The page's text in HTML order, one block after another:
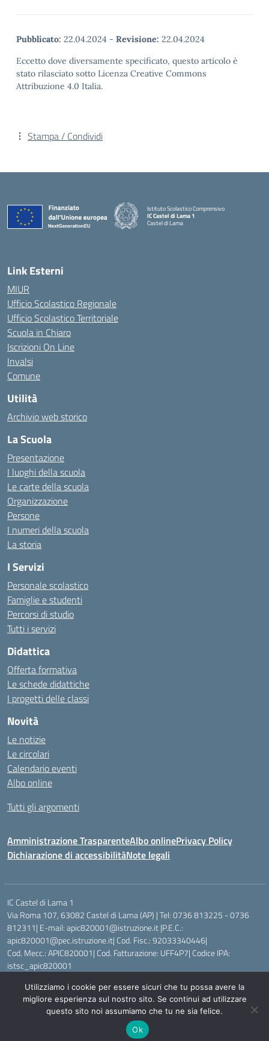
Pubblicato: 22.04.2024 - Revisione: 22.04.2024
Eccetto dove diversamente specificato, questo articolo è
stato rilasciato sotto Licenza Creative Commons
Attribuzione 4.0 Italia.
Stampa / Condividi
Istituto Scolastico Comprensivo
IC Castel di Lama 1
Castel di Lama
Link Esterni
MIUR
Ufficio Scolastico Regionale
Ufficio Scolastico Territoriale
Scuola in Chiaro
Iscrizioni On Line
Invalsi
Comune
Utilità
Archivio web storico
La Scuola
Presentazione
I luoghi della scuola
Le carte della scuola
Organizzazione
Persone
I numeri della scuola
La storia
I Servizi
Personale scolastico
Famiglie e studenti
Percorsi di studio
Tutti i servizi
Didattica
Offerta formativa
Le schede didattiche
I progetti delle classi
Novità
Le notizie
Le circolari
Calendario eventi
Albo online
Tutti gli argomenti
Amministrazione TrasparenteAlbo onlinePrivacy Policy
Dichiarazione di accessibilitàNote legali
IC Castel di Lama 1
Via Roma 107, 63082 Castel di Lama (AP) | Tel: 0736 813225 - 0736
812311| E-mail: apic820001@istruzione.it |P.E.C.:
apic820001@pec.istruzione.it| Cod. Fisc.: 92033340446|
Cod. Mecc.: APIC820001| Cod. Fatturazione: UFF4P7| Codice IPA:
istsc_apic820001
Idea e progetto di Designers Italia
Utilizziamo i cookie per essere sicuri che tu possa avere la
migliore esperienza sul nostro sito. Se continui ad utilizzare
questo sito noi assumiamo che tu ne sia felice.
Ok